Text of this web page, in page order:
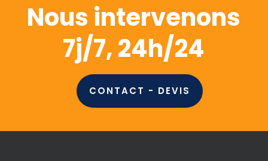
Nous intervenons
7j/7, 24h/24
CONTACT - DEVIS